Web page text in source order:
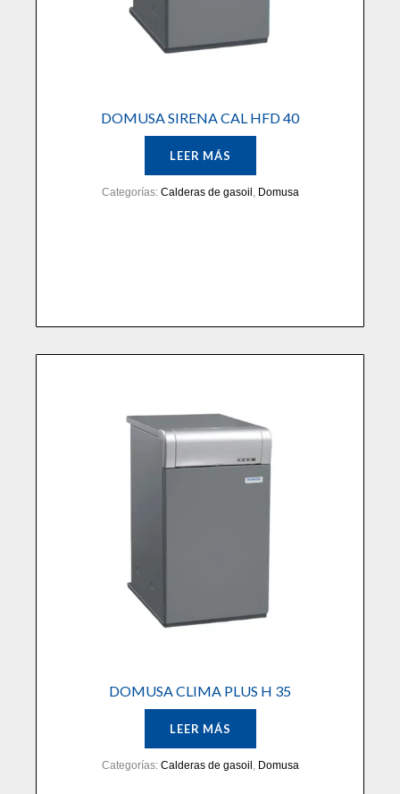
DOMUSA SIRENA CAL HFD 40
LEER MÁS
Categorías: Calderas de gasoil , Domusa
DOMUSA CLIMA PLUS H 35
LEER MÁS
Categorías: Calderas de gasoil , Domusa